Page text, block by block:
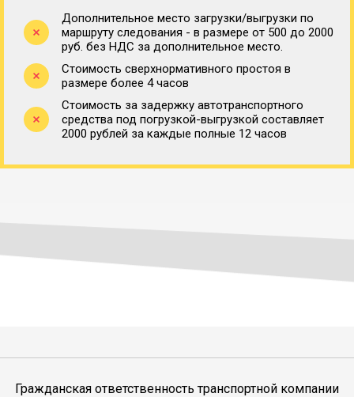
Дополнительное место загрузки/выгрузки по
маршруту следования - в размере от 500 до 2000
руб. без НДС за дополнительное место.
Стоимость сверхнормативного простоя в
размере более 4 часов
Стоимость за задержку автотранспортного
средства под погрузкой-выгрузкой составляет
2000 рублей за каждые полные 12 часов
Гражданская ответственность транспортной компании